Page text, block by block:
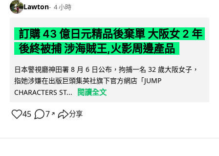
Lawton 4 小時
訂購 43 億日元精品後棄單 大阪女 2 年
後終被捕 涉海賊王,火影周邊產品
日本警視廳神田署 8 月 6 日公布，拘捕一名 32 歲大阪女子，
指她涉嫌在出版巨頭集英社旗下官方網店「JUMP
CHARACTERS ST...
閱讀全文
45 7 ↗ 分享